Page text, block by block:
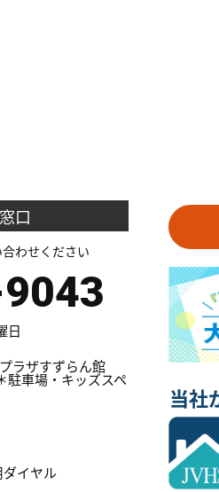
口
わせください
日
ラザすずらん館
駐車場・キッズスペ
イヤル
当社